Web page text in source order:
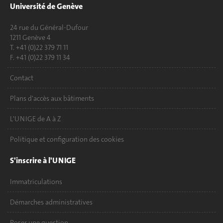
Université de Genève
24 rue du Général-Dufour
1211 Genève 4
T. +41 (0)22 379 71 11
F. +41 (0)22 379 11 34
Contact
Plans d'accès aux bâtiments
L'UNIGE de A à Z
Politique et configuration des cookies
S'inscrire à l'UNIGE
Immatriculations
Démarches administratives